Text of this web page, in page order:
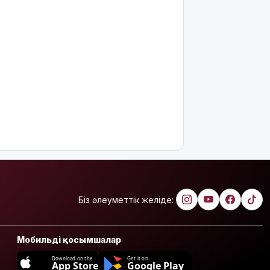
Біз әлеуметтік желіде:
Мобильді қосымшалар
Download on the
App Store
Get it on
Google Play